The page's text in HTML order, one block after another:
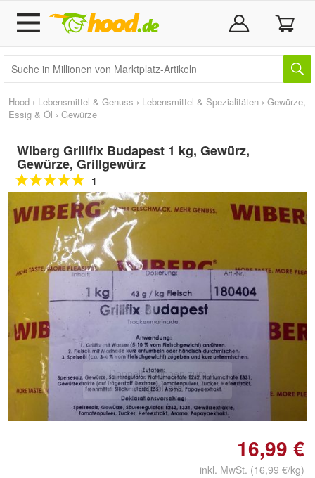
Hood › Lebensmittel & Genuss › Lebensmittel & Spezialitäten › Gewürze,
Essig & Öl › Gewürze
Wiberg Grillfix Budapest 1 kg, Gewürz,
Gewürze, Grillgewürz
1
Doppelt antippen zum
vergrößern
16,99 €
inkl. MwSt. (16,99 €/kg)